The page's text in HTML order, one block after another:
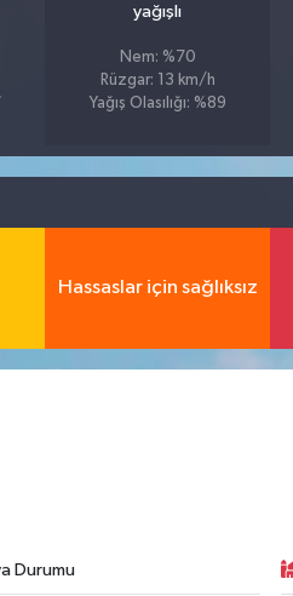
yağışlı
Nem: %70
Rüzgar: 13 km/h
Yağış Olasılığı: %89
Hassaslar için sağlıksız
Durumu